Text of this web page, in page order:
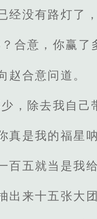
经没有路灯了
合意，你赢了
赵合意问道。
，除去我自己
真是我的福星呐
百五就当是我
出来十五张大